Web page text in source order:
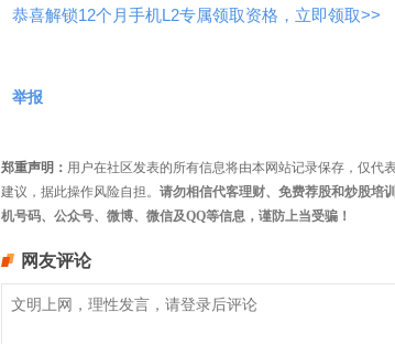
恭喜解锁12个月手机L2专属领取资格，立即领取>>
举报
郑重声明： 用户在社区发表的所有信息将由本网站记录保存，仅代
建议，据此操作风险自担。 请勿相信代客理财、免费荐股和炒股培
机号码、公众号、微博、微信及QQ等信息，谨防上当受骗！
网友评论